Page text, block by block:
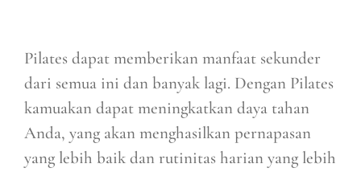
Pilates dapat memberikan manfaat sekunder
dari semua ini dan banyak lagi. Dengan Pilates
kamuakan dapat meningkatkan daya tahan
Anda, yang akan menghasilkan pernapasan
yang lebih baik dan rutinitas harian yang lebih